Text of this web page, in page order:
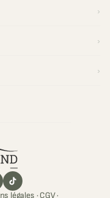
légales ·CGV·